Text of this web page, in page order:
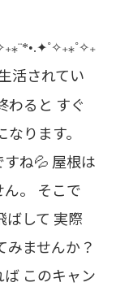
活されてい
わると すぐ
ります。
ね💦 屋根は
。 そこで
ばして 実際
みませんか？
このキャン